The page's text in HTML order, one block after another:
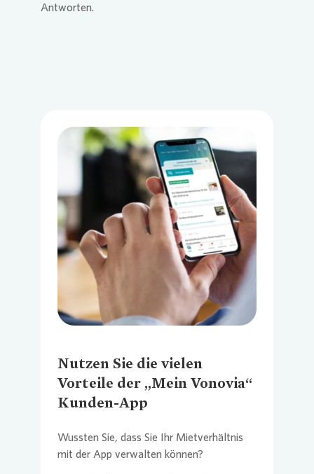
Antworten.
Loading...
Nutzen Sie die vielen
Vorteile der „Mein Vonovia“
Kunden-App
Wussten Sie, dass Sie Ihr Mietverhältnis
mit der App verwalten können?